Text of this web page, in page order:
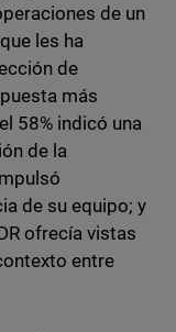
de un
les ha
de
más
58% indicó una
de la
de su equipo; y
ofrecía vistas
entre